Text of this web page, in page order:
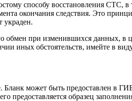
способу восстановления СТС,
окончания следствия. Это
украден.
обмен при изменившихся данных, в
иных обстоятельств, имейте в
Бланк может быть предоставлен
предоставляется образец